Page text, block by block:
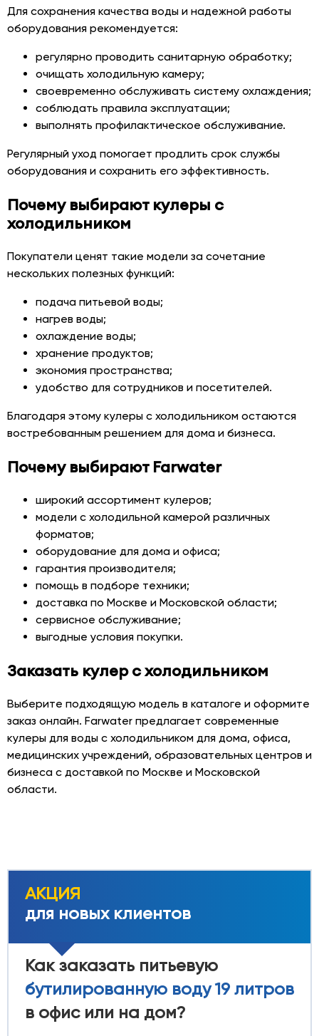
Для сохранения качества воды и надежной работы
оборудования рекомендуется:
регулярно проводить санитарную обработку;
очищать холодильную камеру;
своевременно обслуживать систему охлаждения;
соблюдать правила эксплуатации;
выполнять профилактическое обслуживание.
Регулярный уход помогает продлить срок службы
оборудования и сохранить его эффективность.
Почему выбирают кулеры с
холодильником
Покупатели ценят такие модели за сочетание
нескольких полезных функций:
подача питьевой воды;
нагрев воды;
охлаждение воды;
хранение продуктов;
экономия пространства;
удобство для сотрудников и посетителей.
Благодаря этому кулеры с холодильником остаются
востребованным решением для дома и бизнеса.
Почему выбирают Farwater
широкий ассортимент кулеров;
модели с холодильной камерой различных
форматов;
оборудование для дома и офиса;
гарантия производителя;
помощь в подборе техники;
доставка по Москве и Московской области;
сервисное обслуживание;
выгодные условия покупки.
Заказать кулер с холодильником
Выберите подходящую модель в каталоге и оформите
заказ онлайн. Farwater предлагает современные
кулеры для воды с холодильником для дома, офиса,
медицинских учреждений, образовательных центров и
бизнеса с доставкой по Москве и Московской
области.
АКЦИЯ
для новых клиентов
Как заказать питьевую
бутилированную воду 19 литров
в офис или на дом?